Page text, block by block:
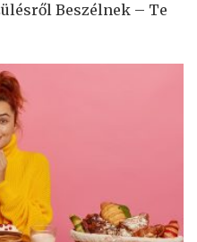
Beszélnek – Te